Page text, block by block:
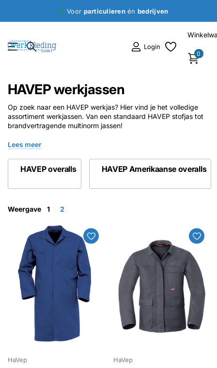
Voor particulierenén bedrijven
Login
0
HAVEP werkjassen
Op zoek naar een HAVEP werkjas? Hier vind je het volledige
assortiment werkjassen. Van een standaard HAVEP stofjas tot
brandvertragende multinorm jassen!
Lees meer
HAVEP overalls HAVEP Amerikaanse overalls
Weergave 1 2
HaVep HaVep